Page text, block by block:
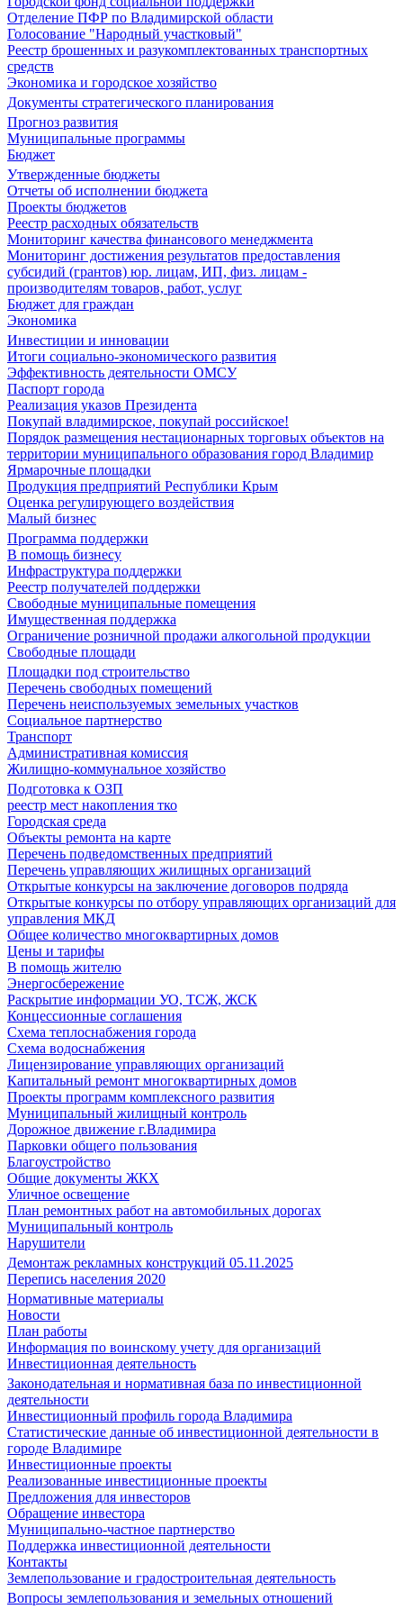
Отделение ПФР по Владимирской области
Голосование "Народный участковый"
Реестр брошенных и разукомплектованных транспортных
средств
Экономика и городское хозяйство
Документы стратегического планирования
Прогноз развития
Муниципальные программы
Бюджет
Утвержденные бюджеты
Отчеты об исполнении бюджета
Проекты бюджетов
Реестр расходных обязательств
Мониторинг качества финансового менеджмента
Мониторинг достижения результатов предоставления
субсидий (грантов) юр. лицам, ИП, физ. лицам -
производителям товаров, работ, услуг
Бюджет для граждан
Экономика
Инвестиции и инновации
Итоги социально-экономического развития
Эффективность деятельности ОМСУ
Паспорт города
Реализация указов Президента
Покупай владимирское, покупай российское!
Порядок размещения нестационарных торговых объектов на
территории муниципального образования город Владимир
Ярмарочные площадки
Продукция предприятий Республики Крым
Оценка регулирующего воздействия
Малый бизнес
Программа поддержки
В помощь бизнесу
Инфраструктура поддержки
Реестр получателей поддержки
Свободные муниципальные помещения
Имущественная поддержка
Ограничение розничной продажи алкогольной продукции
Свободные площади
Площадки под строительство
Перечень свободных помещений
Перечень неиспользуемых земельных участков
Социальное партнерство
Транспорт
Административная комиссия
Жилищно-коммунальное хозяйство
Подготовка к ОЗП
реестр мест накопления тко
Городская среда
Объекты ремонта на карте
Перечень подведомственных предприятий
Перечень управляющих жилищных организаций
Открытые конкурсы на заключение договоров подряда
Открытые конкурсы по отбору управляющих организаций для
управления МКД
Общее количество многоквартирных домов
Цены и тарифы
В помощь жителю
Энергосбережение
Раскрытие информации УО, ТСЖ, ЖСК
Концессионные соглашения
Схема теплоснабжения города
Схема водоснабжения
Лицензирование управляющих организаций
Капитальный ремонт многоквартирных домов
Проекты программ комплексного развития
Муниципальный жилищный контроль
Дорожное движение г.Владимира
Парковки общего пользования
Благоустройство
Общие документы ЖКХ
Уличное освещение
План ремонтных работ на автомобильных дорогах
Муниципальный контроль
Нарушители
Демонтаж рекламных конструкций 05.11.2025
Перепись населения 2020
Нормативные материалы
Новости
План работы
Информация по воинскому учету для организаций
Инвестиционная деятельность
Законодательная и нормативная база по инвестиционной
деятельности
Инвестиционный профиль города Владимира
Статистические данные об инвестиционной деятельности в
городе Владимире
Инвестиционные проекты
Реализованные инвестиционные проекты
Предложения для инвесторов
Обращение инвестора
Муниципально-частное партнерство
Поддержка инвестиционной деятельности
Контакты
Землепользование и градостроительная деятельность
Вопросы землепользования и земельных отношений